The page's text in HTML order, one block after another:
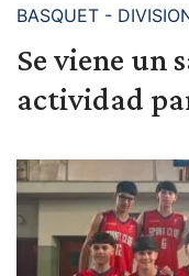
BASQUET -
Se viene un
actividad